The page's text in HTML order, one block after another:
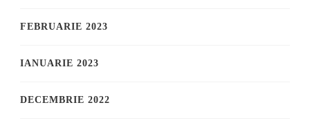
FEBRUARIE 2023
IANUARIE 2023
DECEMBRIE 2022